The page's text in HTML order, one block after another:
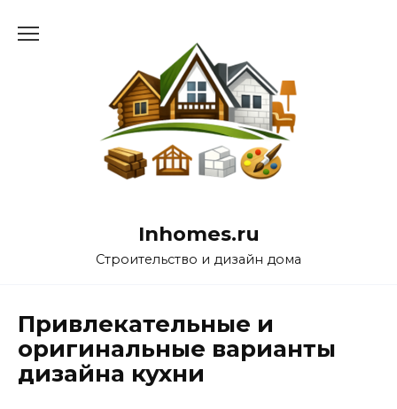
Inhomes.ru
Строительство и дизайн дома
Привлекательные и
оригинальные варианты
дизайна кухни